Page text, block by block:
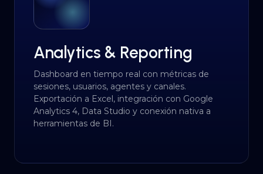
Analytics & Reporting
Dashboard en tiempo real con métricas de
sesiones, usuarios, agentes y canales.
Exportación a Excel, integración con Google
Analytics 4, Data Studio y conexión nativa a
herramientas de BI.